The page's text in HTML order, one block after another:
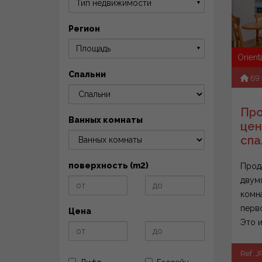
69
Это
Ref.
Тип недвижимости ▼
Регион
Площадь ▼
Спальни
Ванных комнаты
поверхность (m2)
Цена